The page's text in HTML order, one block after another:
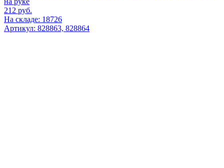
212 руб.
На складе: 18726
Артикул: 828863, 828864